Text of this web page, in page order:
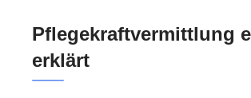
Pflegekraftvermittlung
erklärt